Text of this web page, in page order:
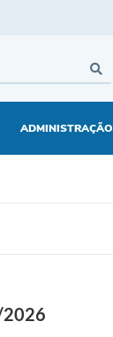
ADMINISTRAÇÃO
2026